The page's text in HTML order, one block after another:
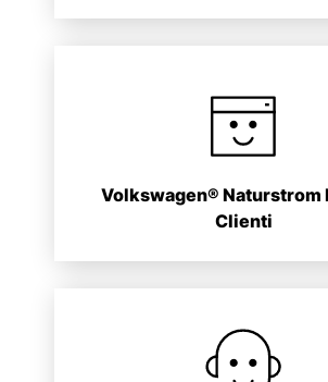
Volkswagen® Naturstrom
Clienti